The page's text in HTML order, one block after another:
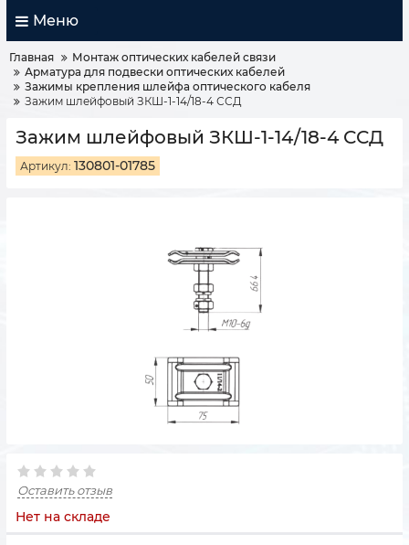
Меню
Главная
Монтаж оптических кабелей связи
Арматура для подвески оптических кабелей
Зажимы крепления шлейфа оптического кабеля
Зажим шлейфовый ЗКШ-1-14/18-4 ССД
Зажим шлейфовый ЗКШ-1-14/18-4 ССД
Артикул: 130801-01785
Оставить отзыв
Нет на складе